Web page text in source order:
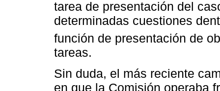
tarea de presentación del
determinadas cuestiones
función de presentación de
tareas.
Sin duda, el más reciente
en que la Comisión operaba